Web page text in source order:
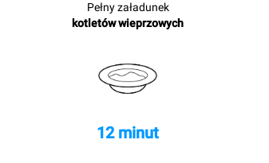
Pełny załadunek
kotletów wieprzowych
12 minut